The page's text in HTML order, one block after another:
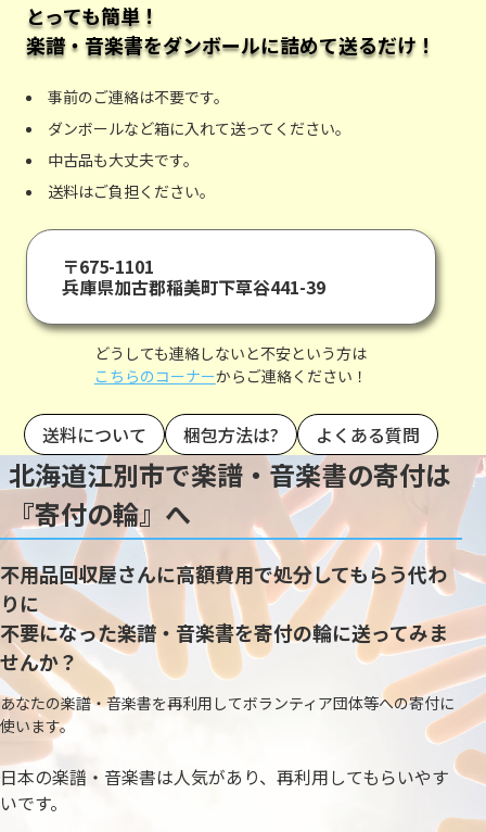
とっても簡単！
楽譜・音楽書をダンボールに詰めて送るだけ！
事前のご連絡は不要です。
ダンボールなど箱に入れて送ってください。
中古品も大丈夫です。
送料はご負担ください。
〒675-1101
兵庫県加古郡稲美町下草谷441-39
どうしても連絡しないと不安という方は
こちらのコーナーからご連絡ください！
送料について 梱包方法は? よくある質問
北海道江別市で楽譜・音楽書の寄付は
『寄付の輪』へ
不用品回収屋さんに高額費用で処分してもらう代わ
りに
不要になった楽譜・音楽書を寄付の輪に送ってみま
せんか？
あなたの楽譜・音楽書を再利用してボランティア団体等への寄付に
使います。
日本の楽譜・音楽書は人気があり、再利用してもらいやす
いです。